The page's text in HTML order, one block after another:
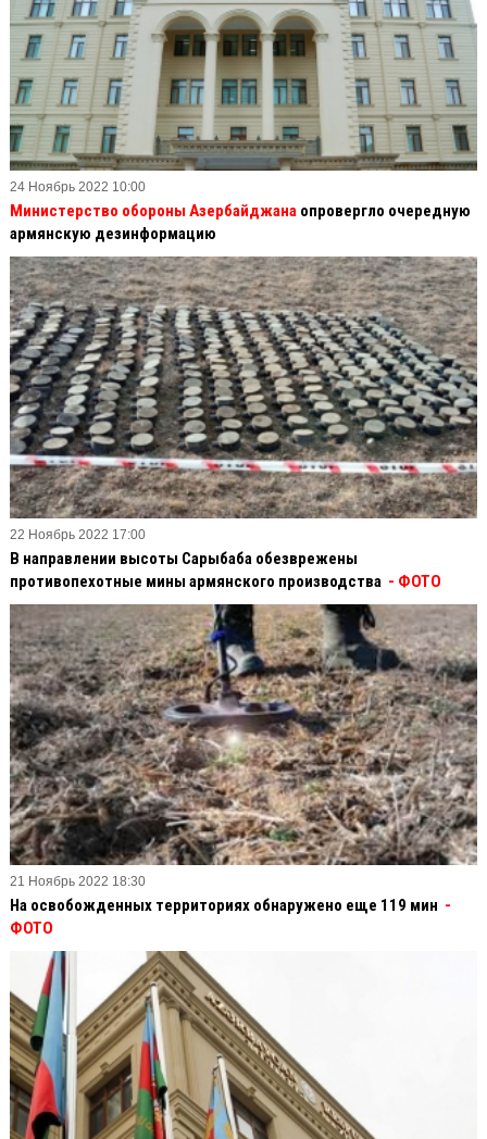
24 Ноябрь 2022 10:00
Министерство обороны Азербайджана опровергло очередную
армянскую дезинформацию
22 Ноябрь 2022 17:00
В направлении высоты Сарыбаба обезврежены
противопехотные мины армянского производства - ФОТО
21 Ноябрь 2022 18:30
На освобожденных территориях обнаружено еще 119 мин -
ФОТО